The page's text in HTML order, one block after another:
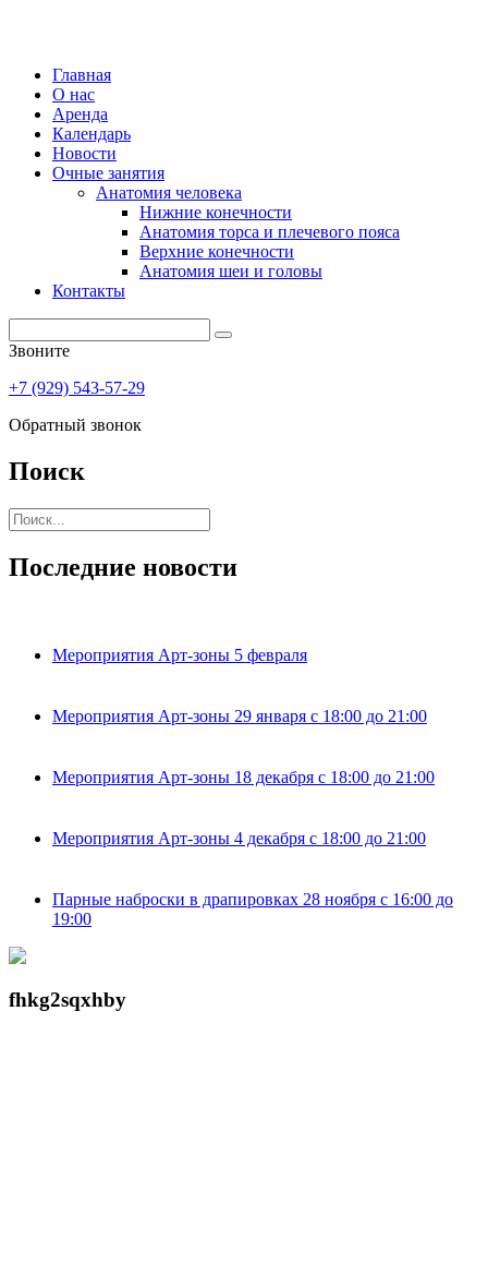
Главная
О нас
Аренда
Календарь
Новости
Очные занятия
Анатомия человека
Нижние конечности
Анатомия торса и плечевого пояса
Верхние конечности
Анатомия шеи и головы
Контакты
Звоните
+7 (929) 543-57-29
Обратный звонок
Поиск
Последние новости
Мероприятия Арт-зоны 5 февраля
Мероприятия Арт-зоны 29 января с 18:00 до 21:00
Мероприятия Арт-зоны 18 декабря с 18:00 до 21:00
Мероприятия Арт-зоны 4 декабря с 18:00 до 21:00
Парные наброски в драпировках 28 ноября с 16:00 до
19:00
fhkg2sqxhby